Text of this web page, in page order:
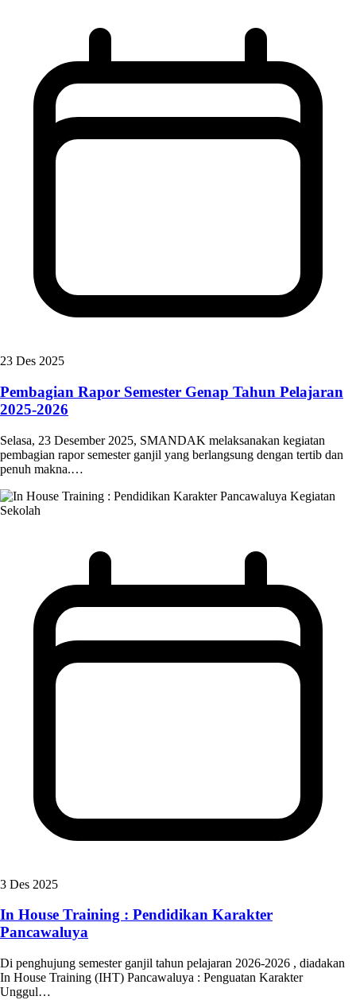
23 Des 2025
Pembagian Rapor Semester Genap Tahun Pelajaran
2025-2026
Selasa, 23 Desember 2025, SMANDAK melaksanakan kegiatan
pembagian rapor semester ganjil yang berlangsung dengan tertib dan
penuh makna.…
Kegiatan
Sekolah
3 Des 2025
In House Training : Pendidikan Karakter
Pancawaluya
Di penghujung semester ganjil tahun pelajaran 2026-2026 , diadakan
In House Training (IHT) Pancawaluya : Penguatan Karakter
Unggul…